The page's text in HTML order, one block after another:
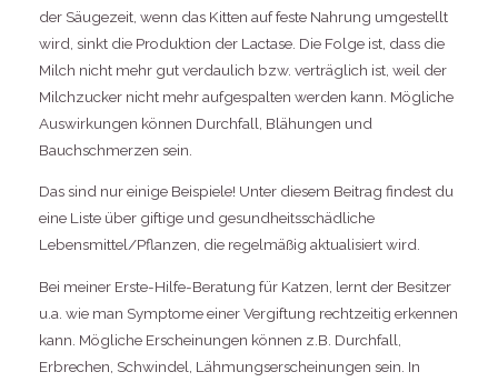
der Säugezeit, wenn das Kitten auf feste Nahrung umgestellt
wird, sinkt die Produktion der Lactase. Die Folge ist, dass die
Milch nicht mehr gut verdaulich bzw. verträglich ist, weil der
Milchzucker nicht mehr aufgespalten werden kann. Mögliche
Auswirkungen können Durchfall, Blähungen und
Bauchschmerzen sein.
Das sind nur einige Beispiele! Unter diesem Beitrag findest du
eine Liste über giftige und gesundheitsschädliche
Lebensmittel/Pflanzen, die regelmäßig aktualisiert wird.
Bei meiner Erste-Hilfe-Beratung für Katzen, lernt der Besitzer
u.a. wie man Symptome einer Vergiftung rechtzeitig erkennen
kann. Mögliche Erscheinungen können z.B. Durchfall,
Erbrechen, Schwindel, Lähmungserscheinungen sein. In